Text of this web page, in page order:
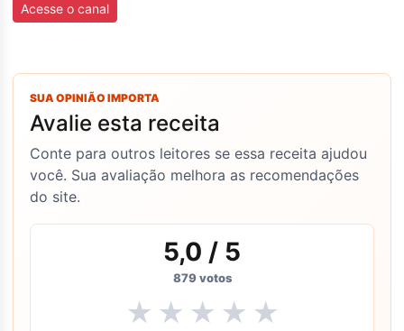
Acesse o canal
SUA OPINIÃO IMPORTA
Avalie esta receita
Conte para outros leitores se essa receita ajudou
você. Sua avaliação melhora as recomendações
do site.
5,0 / 5
879 votos
★ ★ ★ ★ ★